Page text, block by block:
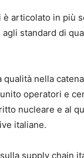
articolato in più
standard di
nella
operatori e
nucleare e al
italiane.
supply chain